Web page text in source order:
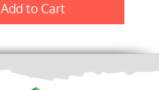
Add to Cart